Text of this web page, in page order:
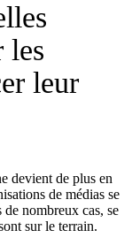
les
leur
devient de plus en
de médias se
nombreux cas, se
sur le terrain.